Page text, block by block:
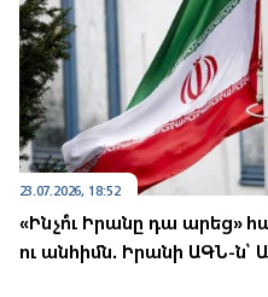
23.07.2026, 18:52
«Ինչո՞ւ Իրանը դա արեց»
ու անհիմն. Իրանի ԱԳՆ-ն՝